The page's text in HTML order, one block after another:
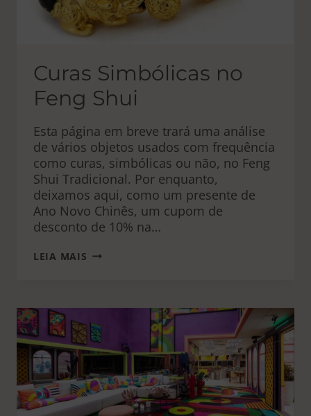
Curas Simbólicas no
Feng Shui
Esta página em breve trará uma análise
de vários objetos usados com frequência
como curas, simbólicas ou não, no Feng
Shui Tradicional. Por enquanto,
deixamos aqui, como um presente de
Ano Novo Chinês, um cupom de
desconto de 10% na…
LEIA MAIS CURAS